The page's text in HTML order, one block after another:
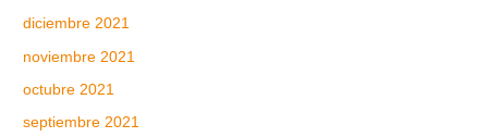
diciembre 2021
noviembre 2021
octubre 2021
septiembre 2021